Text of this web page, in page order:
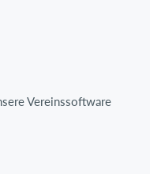
Vereinssoftware